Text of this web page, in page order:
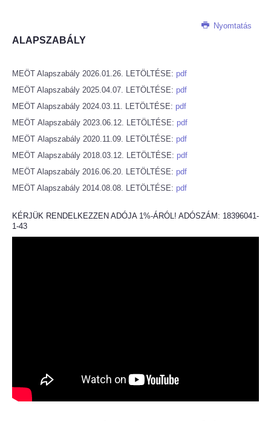
Nyomtatás
ALAPSZABÁLY
MEÖT Alapszabály 2026.01.26. LETÖLTÉSE: pdf
MEÖT Alapszabály 2025.04.07. LETÖLTÉSE: pdf
MEÖT Alapszabály 2024.03.11. LETÖLTÉSE: pdf
MEÖT Alapszabály 2023.06.12. LETÖLTÉSE: pdf
MEÖT Alapszabály 2020.11.09. LETÖLTÉSE: pdf
MEÖT Alapszabály 2018.03.12. LETÖLTÉSE: pdf
MEÖT Alapszabály 2016.06.20. LETÖLTÉSE: pdf
MEÖT Alapszabály 2014.08.08. LETÖLTÉSE: pdf
KÉRJÜK RENDELKEZZEN ADÓJA 1%-ÁRÓL! ADÓSZÁM: 18396041-
1-43